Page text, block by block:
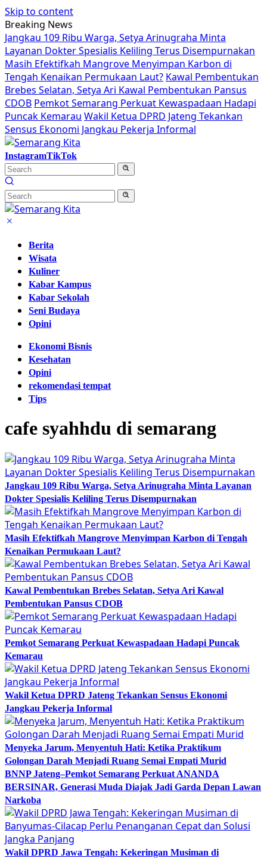
Skip to content
Breaking News
Jangkau 109 Ribu Warga, Setya Arinugraha Minta
Layanan Dokter Spesialis Keliling Terus Disempurnakan
Masih Efektifkah Mangrove Menyimpan Karbon di
Tengah Kenaikan Permukaan Laut? Kawal Pembentukan
Brebes Selatan, Setya Ari Kawal Pembentukan Pansus
CDOB Pemkot Semarang Perkuat Kewaspadaan Hadapi
Puncak Kemarau Wakil Ketua DPRD Jateng Tekankan
Sensus Ekonomi Jangkau Pekerja Informal
InstagramTikTok
Berita
Wisata
Kuliner
Kabar Kampus
Kabar Sekolah
Seni Budaya
Opini
Ekonomi Bisnis
Kesehatan
Opini
rekomendasi tempat
Tips
cafe syahhdu di semarang
Jangkau 109 Ribu Warga, Setya Arinugraha Minta Layanan
Dokter Spesialis Keliling Terus Disempurnakan
Masih Efektifkah Mangrove Menyimpan Karbon di Tengah
Kenaikan Permukaan Laut?
Kawal Pembentukan Brebes Selatan, Setya Ari Kawal
Pembentukan Pansus CDOB
Pemkot Semarang Perkuat Kewaspadaan Hadapi Puncak
Kemarau
Wakil Ketua DPRD Jateng Tekankan Sensus Ekonomi
Jangkau Pekerja Informal
Menyeka Jarum, Menyentuh Hati: Ketika Praktikum
Golongan Darah Menjadi Ruang Semai Empati Murid
BNNP Jateng–Pemkot Semarang Perkuat ANANDA
BERSINAR, Generasi Muda Diajak Jadi Garda Depan Lawan
Narkoba
Wakil DPRD Jawa Tengah: Kekeringan Musiman di